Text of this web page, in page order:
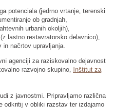
potenciala (jedrno vrtanje, terenski
ob gradnjah,
urbanih okoljih),
lastno restavratorsko delavnico),
in načrtov upravljanja.
agenciji za raziskovalno dejavnost
razvojno skupino,
Inštitut za
z javnostmi. Pripravljamo različna
odkritij v obliki razstav ter izdajamo